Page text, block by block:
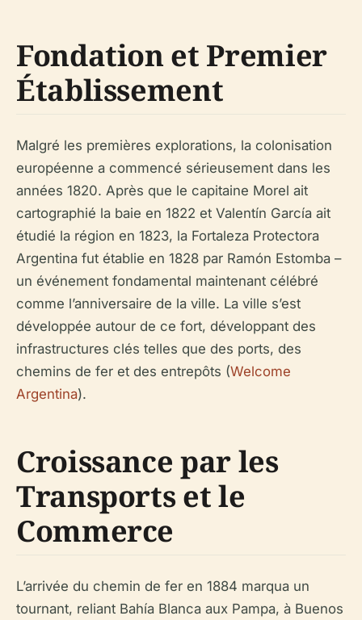
Fondation et Premier
Établissement
Malgré les premières explorations, la colonisation
européenne a commencé sérieusement dans les
années 1820. Après que le capitaine Morel ait
cartographié la baie en 1822 et Valentín García ait
étudié la région en 1823, la Fortaleza Protectora
Argentina fut établie en 1828 par Ramón Estomba –
un événement fondamental maintenant célébré
comme l’anniversaire de la ville. La ville s’est
développée autour de ce fort, développant des
infrastructures clés telles que des ports, des
chemins de fer et des entrepôts (Welcome
Argentina).
Croissance par les
Transports et le
Commerce
L’arrivée du chemin de fer en 1884 marqua un
tournant, reliant Bahía Blanca aux Pampa, à Buenos